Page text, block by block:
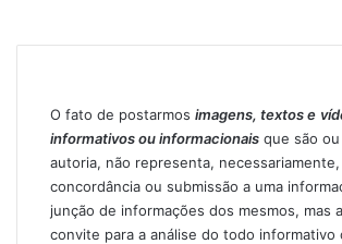
O fato de postarmos imagens, textos e
informativos ou informacionais que são
autoria, não representa, necessariamente,
concordância ou submissão a uma
junção de informações dos mesmos, mas
convite para a análise do todo informativo